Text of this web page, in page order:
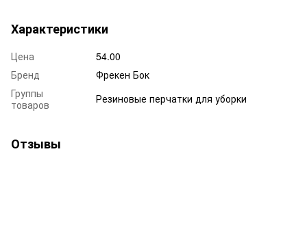
Характеристики
Цена
54.00
Бренд
Фрекен Бок
Группы
товаров
Резиновые перчатки для уборки
Отзывы